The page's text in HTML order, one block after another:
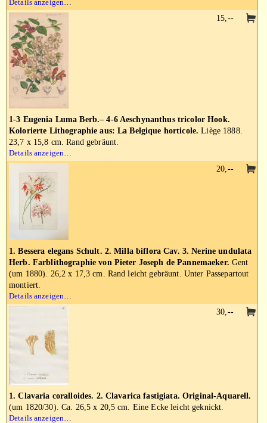
Details anzeigen…
1-3 Eugenia Luma Berb.– 4-6 Aeschynanthus tricolor Hook.
Kolorierte Lithographie aus: La Belgique horticole. Liège 1888.
23,7 x 15,8 cm. Rand gebräunt.
Details anzeigen…
15,--
1. Bessera elegans Schult. 2. Milla biflora Cav. 3. Nerine undulata
Herb. Farblithographie von Pieter Joseph de Pannemaeker. Gent
(um 1880). 26,2 x 17,3 cm. Rand leicht gebräunt. Unter Passepartout
montiert.
Details anzeigen…
20,--
1. Clavaria coralloides. 2. Clavarica fastigiata. Original-Aquarell.
(um 1820/30). Ca. 26,5 x 20,5 cm. Eine Ecke leicht geknickt.
Details anzeigen…
30,--